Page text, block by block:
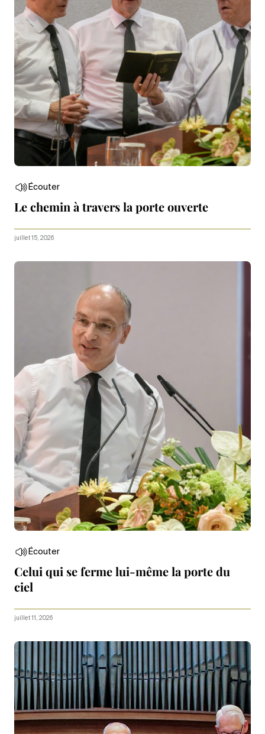
Écouter
Le chemin à travers la porte ouverte
juillet 15, 2026
Écouter
Celui qui se ferme lui-même la porte du
ciel
juillet 11, 2026